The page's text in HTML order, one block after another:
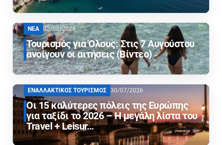
ΝΕΑ 02/08/2026
Τουρισμός για Όλους: Στις 7 Αυγούστου
ανοίγουν οι αιτήσεις (Βίντεο)
ΕΝΑΛΛΑΚΤΙΚΟΣ ΤΟΥΡΙΣΜΟΣ 30/07/2026
Οι 15 καλύτερες πόλεις της Ευρώπης
για ταξίδι το 2026 – Η μεγάλη λίστα του
Travel + Leisur…